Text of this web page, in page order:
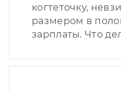
когтеточку,
размером в
зарплаты. Что